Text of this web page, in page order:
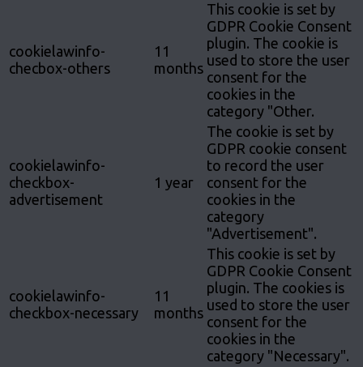
cookielawinfo-
checbox-others
11
months
This cookie is set by
GDPR Cookie Consent
plugin. The cookie is
used to store the user
consent for the
cookies in the
category "Other.
cookielawinfo-
checkbox-
advertisement
1 year
The cookie is set by
GDPR cookie consent
to record the user
consent for the
cookies in the
category
"Advertisement".
cookielawinfo-
checkbox-necessary
11
months
This cookie is set by
GDPR Cookie Consent
plugin. The cookies is
used to store the user
consent for the
cookies in the
category "Necessary".